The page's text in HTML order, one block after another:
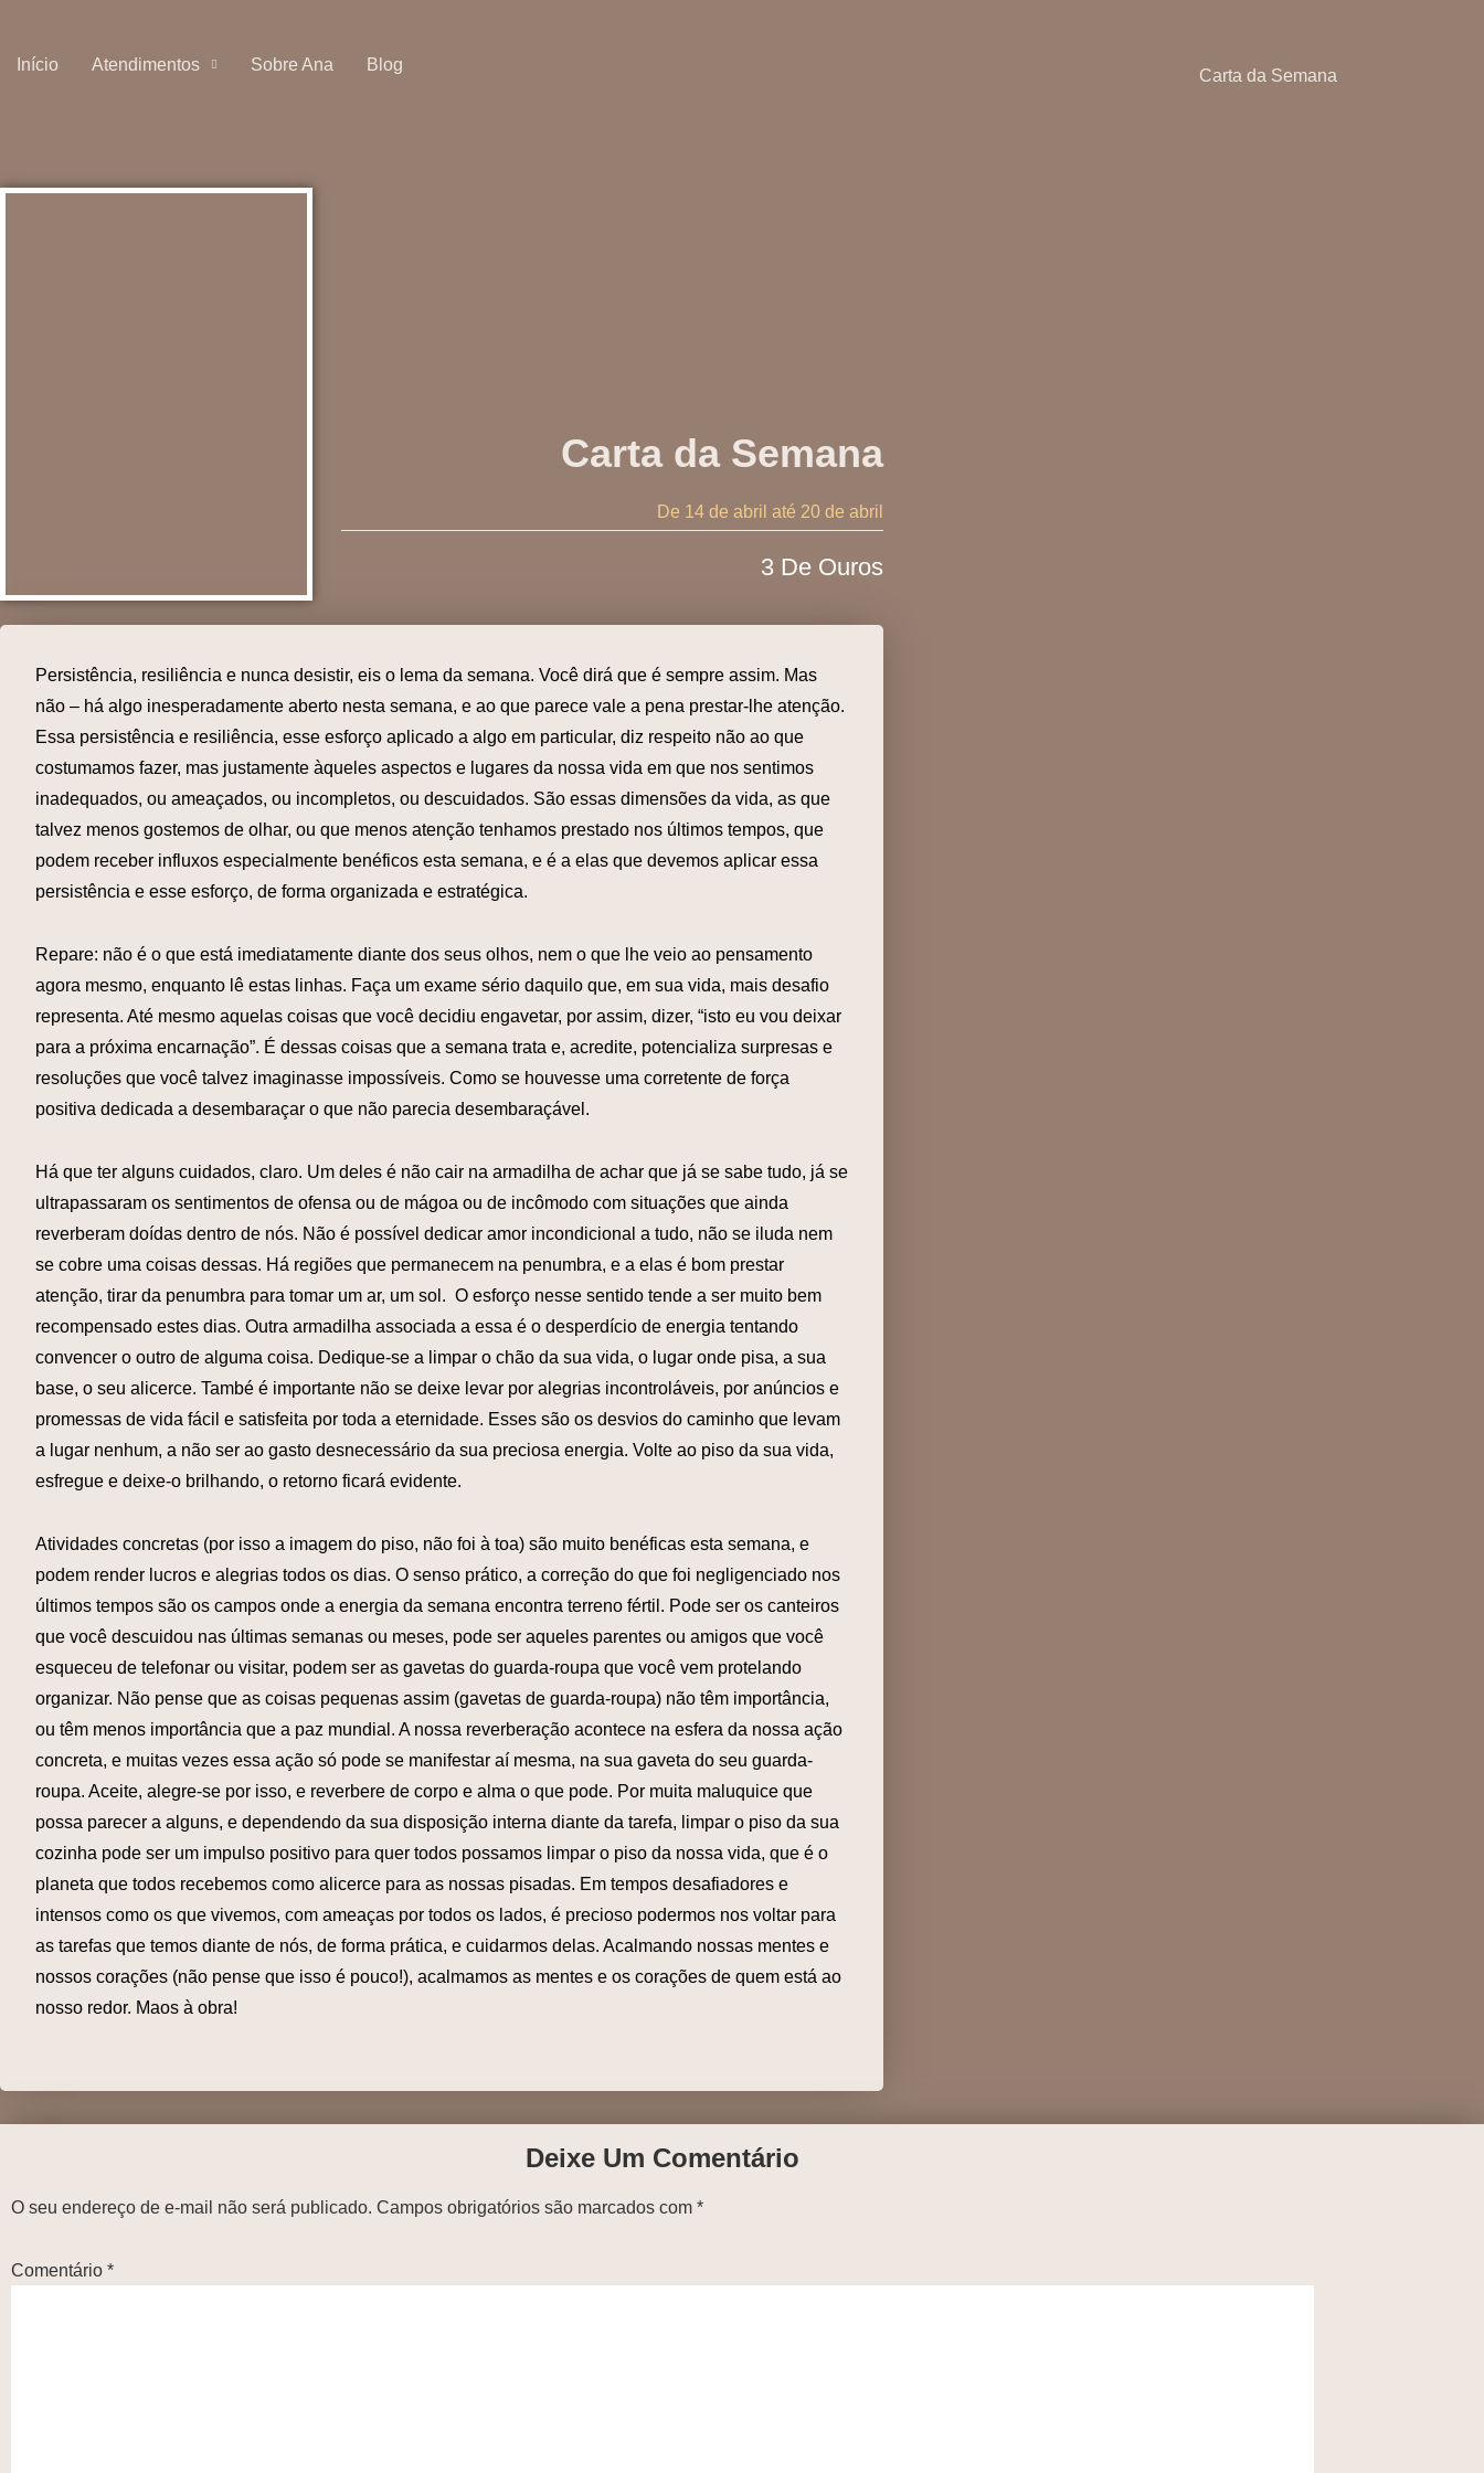
Início Atendimentos Sobre Ana Blog
Carta da Semana
Carta da Semana
De 14 de abril até 20 de abril
3 De Ouros
Persistência, resiliência e nunca desistir, eis o lema da semana. Você dirá que é sempre assim. Mas
não – há algo inesperadamente aberto nesta semana, e ao que parece vale a pena prestar-lhe atenção.
Essa persistência e resiliência, esse esforço aplicado a algo em particular, diz respeito não ao que
costumamos fazer, mas justamente àqueles aspectos e lugares da nossa vida em que nos sentimos
inadequados, ou ameaçados, ou incompletos, ou descuidados. São essas dimensões da vida, as que
talvez menos gostemos de olhar, ou que menos atenção tenhamos prestado nos últimos tempos, que
podem receber influxos especialmente benéficos esta semana, e é a elas que devemos aplicar essa
persistência e esse esforço, de forma organizada e estratégica.
Repare: não é o que está imediatamente diante dos seus olhos, nem o que lhe veio ao pensamento
agora mesmo, enquanto lê estas linhas. Faça um exame sério daquilo que, em sua vida, mais desafio
representa. Até mesmo aquelas coisas que você decidiu engavetar, por assim, dizer, “isto eu vou deixar
para a próxima encarnação”. É dessas coisas que a semana trata e, acredite, potencializa surpresas e
resoluções que você talvez imaginasse impossíveis. Como se houvesse uma corretente de força
positiva dedicada a desembaraçar o que não parecia desembaraçável.
Há que ter alguns cuidados, claro. Um deles é não cair na armadilha de achar que já se sabe tudo, já se
ultrapassaram os sentimentos de ofensa ou de mágoa ou de incômodo com situações que ainda
reverberam doídas dentro de nós. Não é possível dedicar amor incondicional a tudo, não se iluda nem
se cobre uma coisas dessas. Há regiões que permanecem na penumbra, e a elas é bom prestar
atenção, tirar da penumbra para tomar um ar, um sol. O esforço nesse sentido tende a ser muito bem
recompensado estes dias. Outra armadilha associada a essa é o desperdício de energia tentando
convencer o outro de alguma coisa. Dedique-se a limpar o chão da sua vida, o lugar onde pisa, a sua
base, o seu alicerce. També é importante não se deixe levar por alegrias incontroláveis, por anúncios e
promessas de vida fácil e satisfeita por toda a eternidade. Esses são os desvios do caminho que levam
a lugar nenhum, a não ser ao gasto desnecessário da sua preciosa energia. Volte ao piso da sua vida,
esfregue e deixe-o brilhando, o retorno ficará evidente.
Atividades concretas (por isso a imagem do piso, não foi à toa) são muito benéficas esta semana, e
podem render lucros e alegrias todos os dias. O senso prático, a correção do que foi negligenciado nos
últimos tempos são os campos onde a energia da semana encontra terreno fértil. Pode ser os canteiros
que você descuidou nas últimas semanas ou meses, pode ser aqueles parentes ou amigos que você
esqueceu de telefonar ou visitar, podem ser as gavetas do guarda-roupa que você vem protelando
organizar. Não pense que as coisas pequenas assim (gavetas de guarda-roupa) não têm importância,
ou têm menos importância que a paz mundial. A nossa reverberação acontece na esfera da nossa ação
concreta, e muitas vezes essa ação só pode se manifestar aí mesma, na sua gaveta do seu guarda-
roupa. Aceite, alegre-se por isso, e reverbere de corpo e alma o que pode. Por muita maluquice que
possa parecer a alguns, e dependendo da sua disposição interna diante da tarefa, limpar o piso da sua
cozinha pode ser um impulso positivo para quer todos possamos limpar o piso da nossa vida, que é o
planeta que todos recebemos como alicerce para as nossas pisadas. Em tempos desafiadores e
intensos como os que vivemos, com ameaças por todos os lados, é precioso podermos nos voltar para
as tarefas que temos diante de nós, de forma prática, e cuidarmos delas. Acalmando nossas mentes e
nossos corações (não pense que isso é pouco!), acalmamos as mentes e os corações de quem está ao
nosso redor. Maos à obra!
Deixe Um Comentário
O seu endereço de e-mail não será publicado. Campos obrigatórios são marcados com *
Comentário *